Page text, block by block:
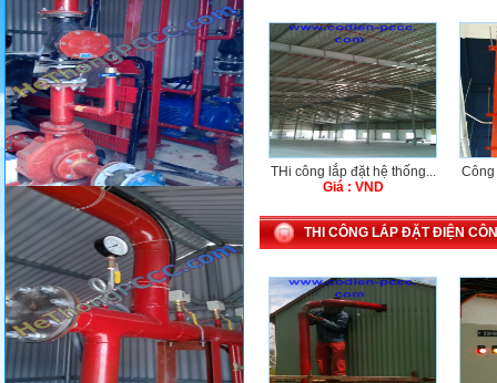
THi công lắp đặt hệ thống...
Giá : VND
Công
THI CÔNG LẮP ĐẶT ĐIỆN